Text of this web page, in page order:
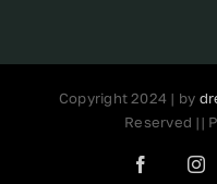
Copyright 2024 | by
Reserved ||